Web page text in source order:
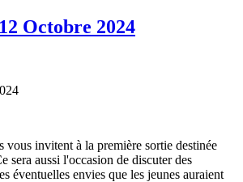
Octobre 2024
vous invitent à la première sortie destinée
sera aussi l'occasion de discuter des
éventuelles envies que les jeunes auraient